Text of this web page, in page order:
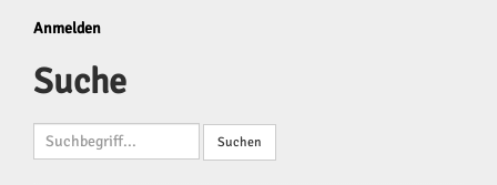
Anmelden
Suche
Suchbegriffe